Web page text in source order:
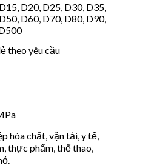
D20, D25, D30, D35,
D60, D70, D80, D90,
theo yêu cầu
hóa chất, vận tải, y tế,
thực phẩm, thể thao,
.